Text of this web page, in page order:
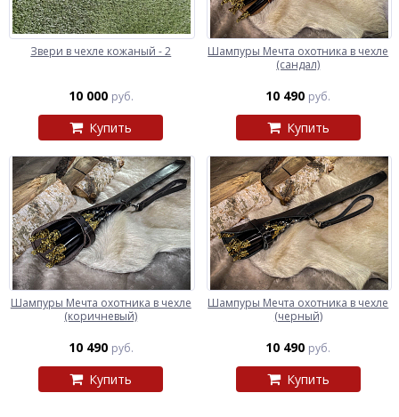
Звери в чехле кожаный - 2
10 000 руб.
Купить
Шампуры Мечта охотника в чехле
(сандал)
10 490 руб.
Купить
Шампуры Мечта охотника в чехле
(коричневый)
10 490 руб.
Купить
Шампуры Мечта охотника в чехле
(черный)
10 490 руб.
Купить